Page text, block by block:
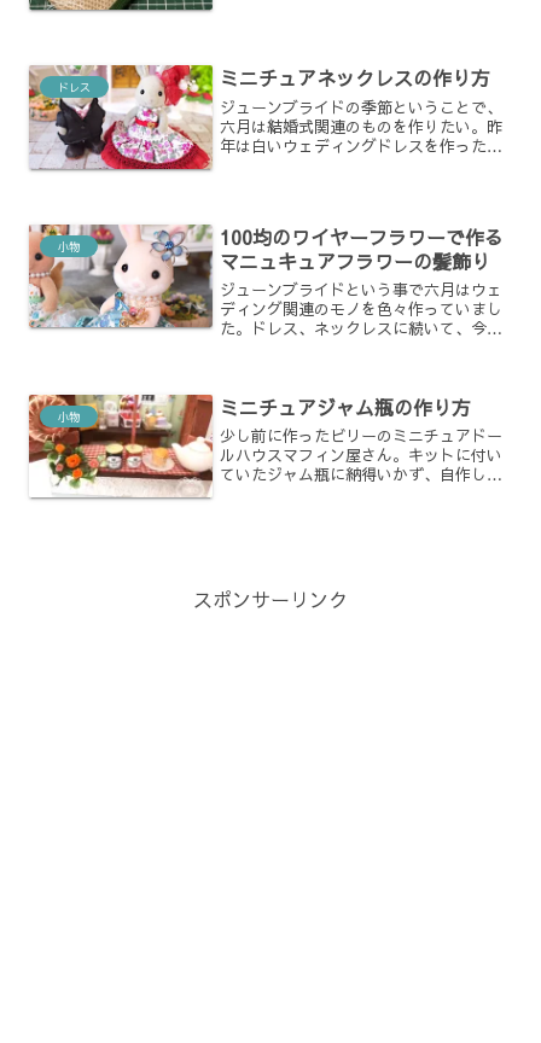
ドレス ミニチュアネックレスの作り方
ジューンブライドの季節ということで、
六月は結婚式関連のものを作りたい。昨
年は白いウェディングドレスを作ったの
小物
100均のワイヤーフラワーで作る
マニュキュアフラワーの髪飾り
ジューンブライドという事で六月はウェ
ディング関連のモノを色々作っていまし
た。ドレス、ネックレスに続いて、今回
小物 ミニチュアジャム瓶の作り方
少し前に作ったビリーのミニチュアドー
ルハウスマフィン屋さん。キットに付い
ていたジャム瓶に納得いかず、自作して
スポンサーリンク